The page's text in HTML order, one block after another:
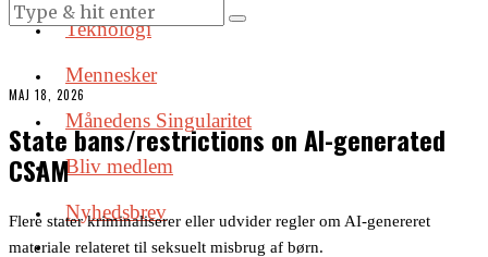
Teknologi
Mennesker
Månedens Singularitet
Bliv medlem
Nyhedsbrev
MAJ 18, 2026
State bans/restrictions on AI-generated
CSAM
Flere stater kriminaliserer eller udvider regler om AI-genereret
materiale relateret til seksuelt misbrug af børn.